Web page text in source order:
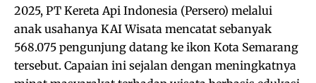
2025, PT Kereta Api Indonesia (Persero) melalui
anak usahanya KAI Wisata mencatat sebanyak
568.075 pengunjung datang ke ikon Kota Semarang
tersebut. Capaian ini sejalan dengan meningkatnya